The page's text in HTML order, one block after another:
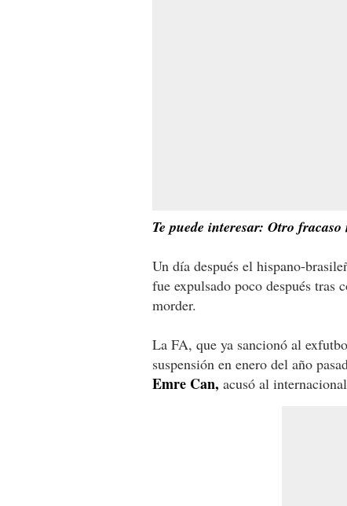
Te puede interesar: Otro
Un día después el hispano-
fue expulsado poco después tras
morder.
La FA, que ya sancionó al
suspensión en enero del año
Emre Can, acusó al